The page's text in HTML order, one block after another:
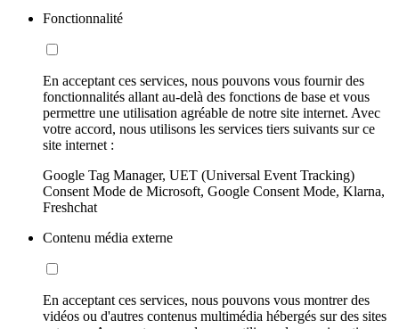
Fonctionnalité
En acceptant ces services, nous pouvons vous fournir des
fonctionnalités allant au-delà des fonctions de base et vous
permettre une utilisation agréable de notre site internet. Avec
votre accord, nous utilisons les services tiers suivants sur ce
site internet :
Google Tag Manager, UET (Universal Event Tracking)
Consent Mode de Microsoft, Google Consent Mode, Klarna,
Freshchat
Contenu média externe
En acceptant ces services, nous pouvons vous montrer des
vidéos ou d'autres contenus multimédia hébergés sur des sites